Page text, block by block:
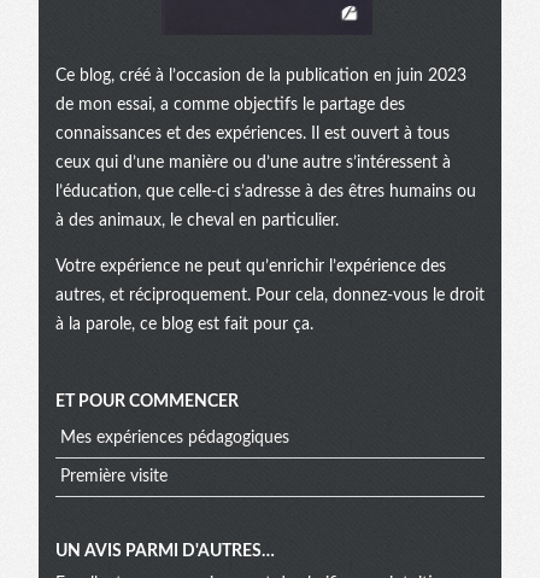
Ce blog, créé à l’occasion de la publication en juin 2023
de mon essai, a comme objectifs le partage des
connaissances et des expériences. Il est ouvert à tous
ceux qui d’une manière ou d’une autre s’intéressent à
l’éducation, que celle-ci s’adresse à des êtres humains ou
à des animaux, le cheval en particulier.
Votre expérience ne peut qu’enrichir l’expérience des
autres, et réciproquement. Pour cela, donnez-vous le droit
à la parole, ce blog est fait pour ça.
ET POUR COMMENCER
Mes expériences pédagogiques
Première visite
UN AVIS PARMI D'AUTRES…